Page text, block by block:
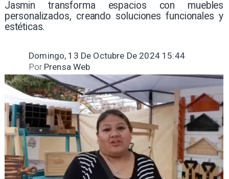
​Jasmin transforma espacios con muebles
personalizados, creando soluciones funcionales y
estéticas.
Domingo, 13 De Octubre De 2024 15:44
Prensa Web
Por